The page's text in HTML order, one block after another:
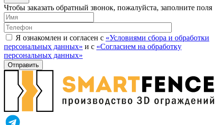
Чтобы заказать обратный звонок, пожалуйста, заполните поля
Я ознакомлен и согласен с «Условиями сбора и обработки
персональных данных» и с «Согласием на обработку
персональных данных»
Отправить